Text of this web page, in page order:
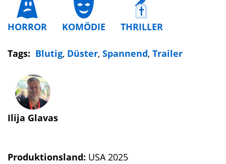
HORROR KOMÖDIE THRILLER
Tags: Blutig, Düster, Spannend, Trailer
Ilija Glavas
Produktionsland: USA 2025